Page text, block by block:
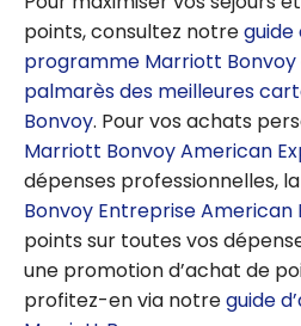
points, consultez notre
programme Marriott Bonvoy
palmarès des meilleures
Bonvoy. Pour vos achats
Marriott Bonvoy American
dépenses professionnelles, la
Bonvoy Entreprise American
points sur toutes vos
une promotion d’achat de
profitez-en via notreguide